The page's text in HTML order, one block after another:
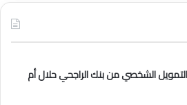
التمويل الشخصي من بنك الراجحي حلال أم